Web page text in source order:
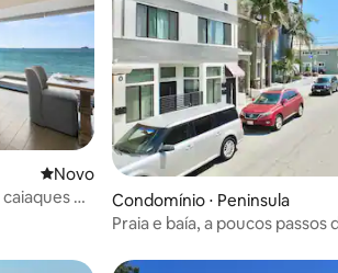
Novo lugar para ficar
Novo
e
Condomínio ⋅ Peninsula
Praia e baía, a poucos passos